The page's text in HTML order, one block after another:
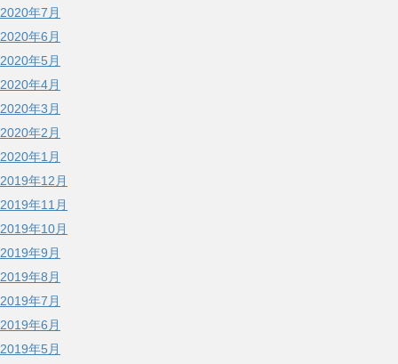
2020年7月
2020年6月
2020年5月
2020年4月
2020年3月
2020年2月
2020年1月
2019年12月
2019年11月
2019年10月
2019年9月
2019年8月
2019年7月
2019年6月
2019年5月